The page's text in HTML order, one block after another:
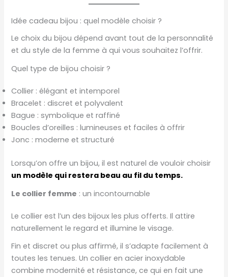
Idée cadeau bijou : quel modèle choisir ?
Le choix du bijou dépend avant tout de la personnalité
et du style de la femme à qui vous souhaitez l’offrir.
Quel type de bijou choisir ?
Collier : élégant et intemporel
Bracelet : discret et polyvalent
Bague : symbolique et raffiné
Boucles d’oreilles : lumineuses et faciles à offrir
Jonc : moderne et structuré
Lorsqu’on offre un bijou, il est naturel de vouloir choisir
un modèle qui restera beau au fil du temps.
Le collier femme : un incontournable
Le collier est l’un des bijoux les plus offerts. Il attire
naturellement le regard et illumine le visage.
Fin et discret ou plus affirmé, il s’adapte facilement à
toutes les tenues. Un collier en acier inoxydable
combine modernité et résistance, ce qui en fait une